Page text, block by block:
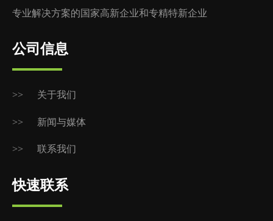
专业解决方案的国家高新企业和专精特新企业
公司信息
>> 关于我们
>> 新闻与媒体
>> 联系我们
快速联系